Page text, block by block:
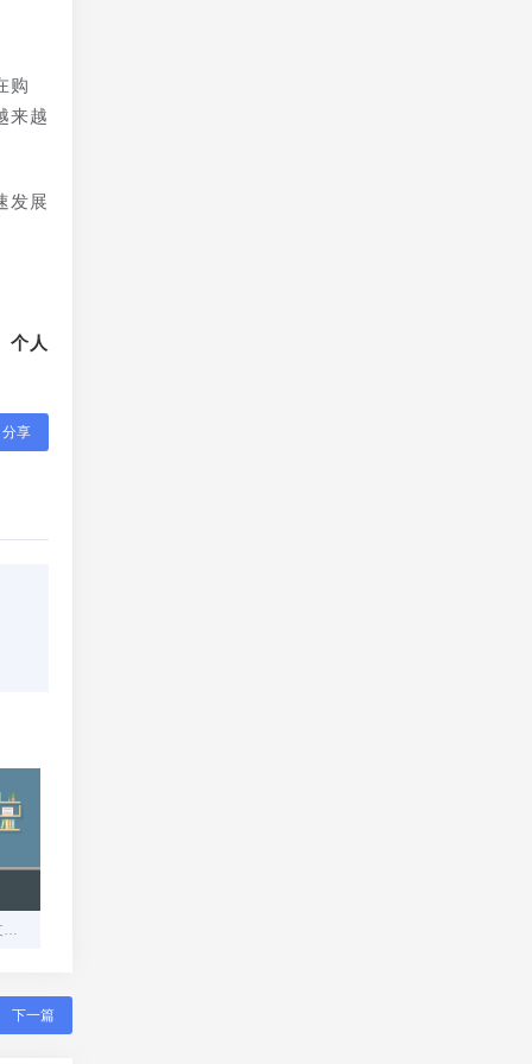
购
来越
发展
个人
分享
从街头小摊到跨国电商：支付宝扫码支付如何重塑中国人的消费习惯
下一篇